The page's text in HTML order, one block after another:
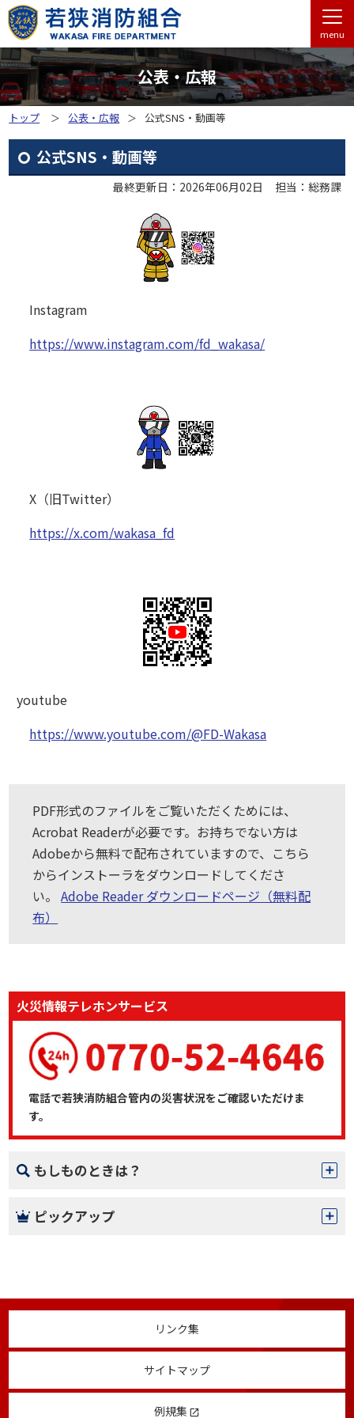
menu
公表・広報
トップ 公表・広報 公式SNS・動画等
公式SNS・動画等
最終更新日：2026年06月02日 担当：総務課
Instagram
https://www.instagram.com/fd_wakasa/
X（旧Twitter）
https://x.com/wakasa_fd
youtube
https://www.youtube.com/@FD-Wakasa
PDF形式のファイルをご覧いただくためには、
Acrobat Readerが必要です。お持ちでない方は
Adobeから無料で配布されていますので、こちら
からインストーラをダウンロードしてくださ
い。Adobe Reader ダウンロードページ（無料配
布）
火災情報テレホンサービス
電話で若狭消防組合管内の災害状況をご確認いただけま
す。
もしものときは？
ピックアップ
リンク集
サイトマップ
例規集 launch